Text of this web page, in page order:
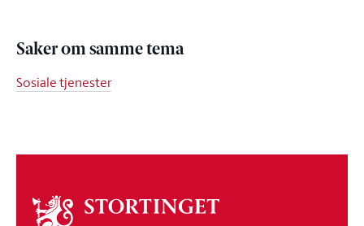
Saker om samme tema
Sosiale tjenester
Om